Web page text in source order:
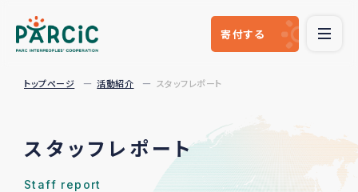
寄付する
トップページ 活動紹介 スタッフレポート
スタッフレポート
Staff report